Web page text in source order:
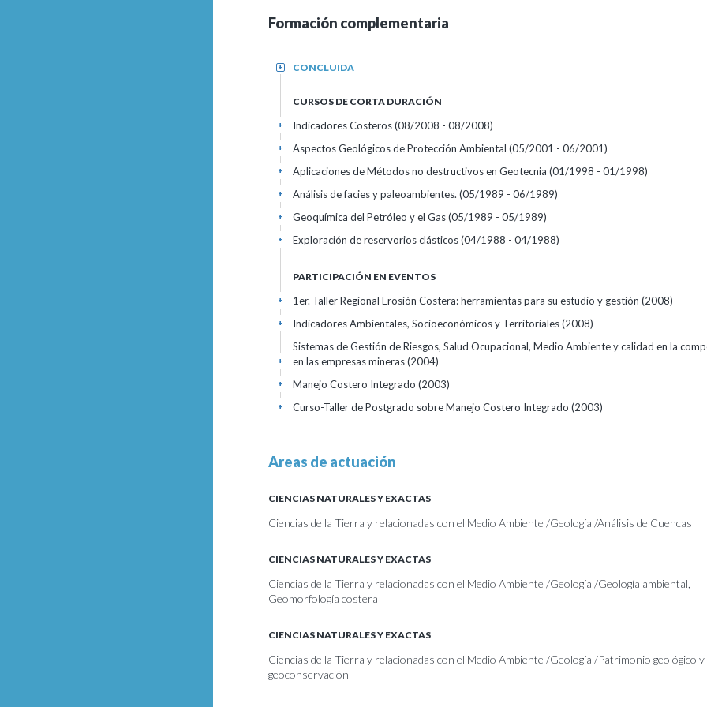
Formación complementaria
CONCLUIDA
+
CURSOS DE CORTA DURACIÓN
Indicadores Costeros(08/2008 - 08/2008)
+
Aspectos Geológicos de Protección Ambiental (05/2001 - 06/2001)
+
Aplicaciones de Métodos no destructivos en Geotecnia (01/1998 - 01/1998)
+
Análisis de facies y paleoambientes. (05/1989 - 06/1989)
+
Geoquímica del Petróleo y el Gas(05/1989 - 05/1989)
+
Exploración de reservorios clásticos(04/1988 - 04/1988)
+
PARTICIPACIÓN EN EVENTOS
1er. Taller Regional Erosión Costera: herramientas para su estudio y gestión (2008)
+
Indicadores Ambientales, Socioeconómicos y Territoriales(2008)
+
Sistemas de Gestión de Riesgos, Salud Ocupacional, Medio Ambiente y calidad en la
en las empresas mineras(2004)
+
Manejo Costero Integrado (2003)
+
Curso-Taller de Postgrado sobre Manejo Costero Integrado (2003)
+
Areas de actuación
CIENCIAS NATURALES Y EXACTAS
Ciencias de la Tierra y relacionadas con el Medio Ambiente /Geología /Análisis de Cuencas
CIENCIAS NATURALES Y EXACTAS
Ciencias de la Tierra y relacionadas con el Medio Ambiente /Geología /Geología ambiental,
Geomorfología costera
CIENCIAS NATURALES Y EXACTAS
Ciencias de la Tierra y relacionadas con el Medio Ambiente /Geología /Patrimonio geológico y
geoconservación